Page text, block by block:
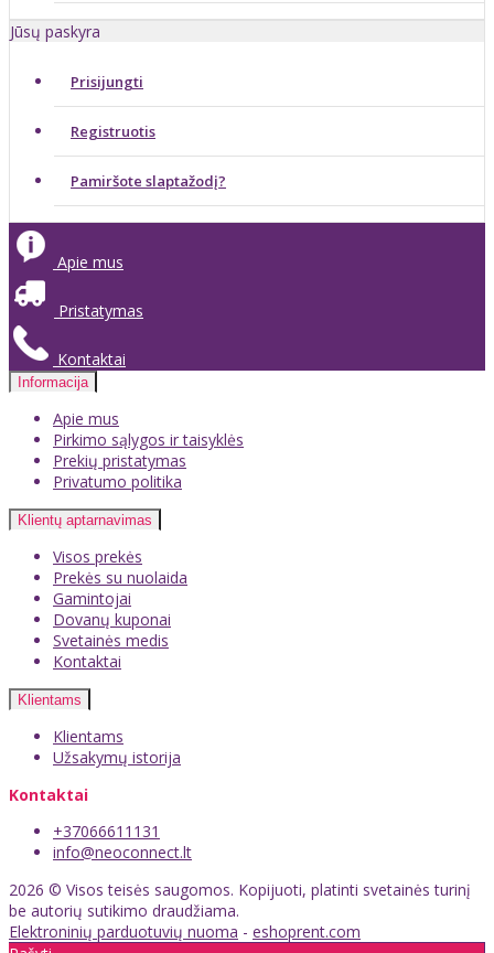
Jūsų paskyra
Prisijungti
Registruotis
Pamiršote slaptažodį?
Apie mus
Pristatymas
Kontaktai
Informacija
Apie mus
Pirkimo sąlygos ir taisyklės
Prekių pristatymas
Privatumo politika
Klientų aptarnavimas
Visos prekės
Prekės su nuolaida
Gamintojai
Dovanų kuponai
Svetainės medis
Kontaktai
Klientams
Klientams
Užsakymų istorija
Kontaktai
+37066611131
info@neoconnect.lt
2026 © Visos teisės saugomos. Kopijuoti, platinti svetainės turinį
be autorių sutikimo draudžiama.
Elektroninių parduotuvių nuoma - eshoprent.com